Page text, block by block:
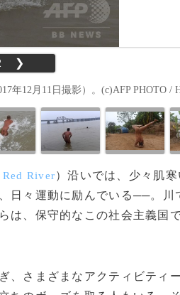
❯
年12月11日撮影）。(c)AFP PHOTO /
Red River）沿いでは、少々肌
日々運動に励んでいる──。川
は、保守的なこの社会主義国
さまざまなアクティビティ